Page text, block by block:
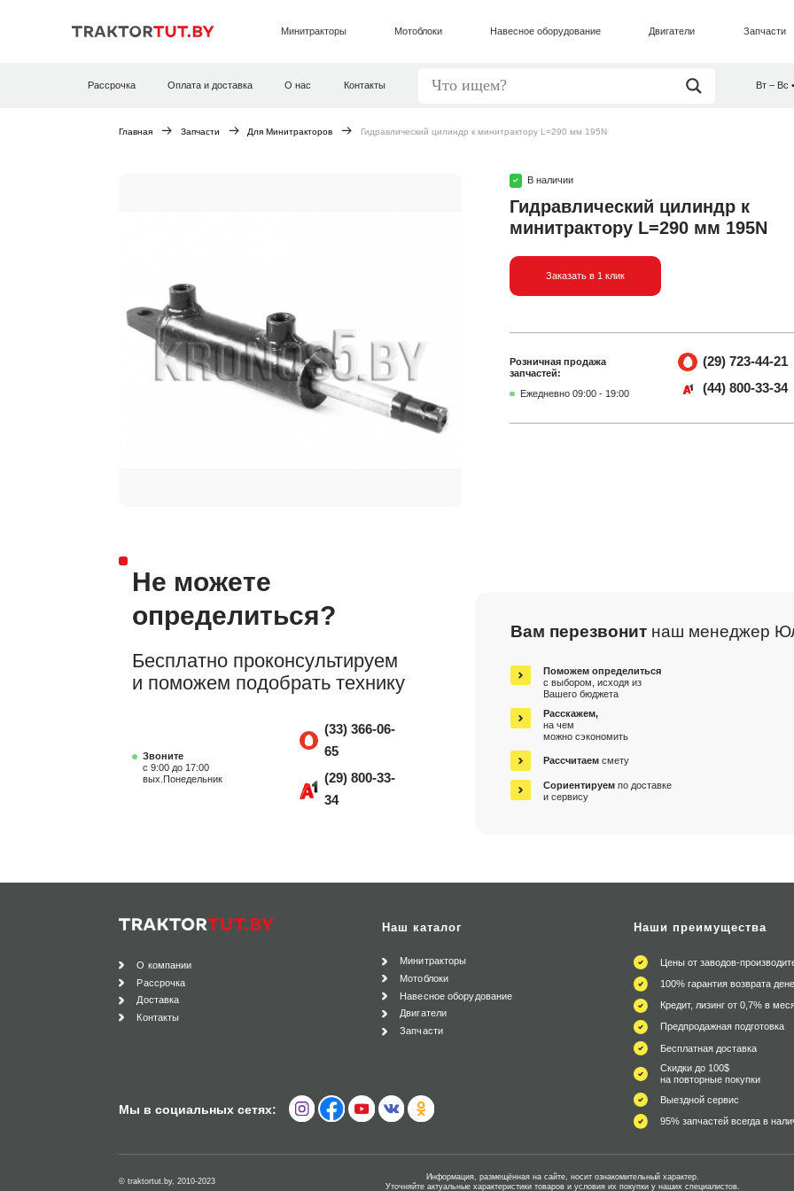
Минитракторы Мотоблоки Навесное оборудование Двигатели Запчасти
Рассрочка Оплата и доставка О нас Контакты Вт – Вс
Главная Запчасти Для Минитракторов Гидравлический цилиндр к минитрактору L=290 мм 195N
В наличии
Гидравлический цилиндр к
минитрактору L=290 мм 195N
Заказать в 1 клик
Розничная продажа
запчастей:
Ежедневно 09:00 - 19:00
(29) 723-44-21
(44) 800-33-34
Не можете
определиться?
Бесплатно проконсультируем
и поможем подобрать технику
Звоните
с 9:00 до 17:00
вых.Понедельник
(33) 366-06-
65
(29) 800-33-
34
Вам перезвонит наш менеджер
Поможем определиться
с выбором, исходя из
Вашего бюджета
Расскажем,
на чем
можно сэкономить
Рассчитаем смету
Сориентируем по доставке
и сервису
О компании
Рассрочка
Доставка
Контакты
Наш каталог
Минитракторы
Мотоблоки
Навесное оборудование
Двигатели
Запчасти
Мы в социальных сетях:
Наши преимущества
Цены от заводов-
100% гарантия возврата
Кредит, лизинг от 0,7% в
Предпродажная подготовка
Бесплатная доставка
Скидки до 100$
на повторные покупки
Выездной сервис
95% запчастей всегда в
© traktortut.by, 2010-2023
Информация, размещённая на сайте, носит ознакомительный характер.
Уточняйте актуальные характеристики товаров и условия их покупки у наших специалистов.